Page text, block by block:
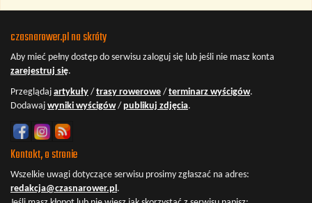
czasnarower.pl na skróty
Aby mieć pełny dostęp do serwisu zaloguj się lub jeśli nie masz konta
zarejestruj się.
Przeglądaj artykuły / trasy rowerowe / terminarz wyścigów.
Dodawaj wyniki wyścigów/ publikuj zdjęcia.
Kontakt, o stronie
Wszelkie uwagi dotyczące serwisu prosimy zgłaszać na adres:
redakcja@czasnarower.pl.